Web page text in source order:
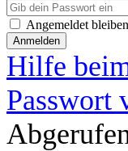
Angemeldet bleiben
Anmelden
Hilfe
Passwort